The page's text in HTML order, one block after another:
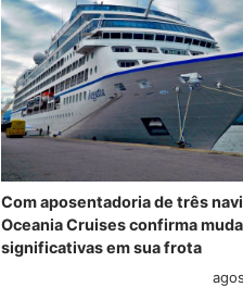
Com aposentadoria de três
Oceania Cruises confirma
significativas em sua frota